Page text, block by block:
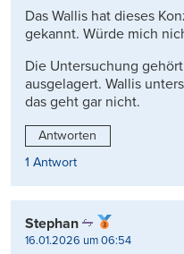
Das Wallis hat dieses
gekannt. Würde mich
Die Untersuchung
ausgelagert. Wallis
das geht gar nicht.
Antworten
1 Antwort
Stephan
16.01.2026 um 06:54